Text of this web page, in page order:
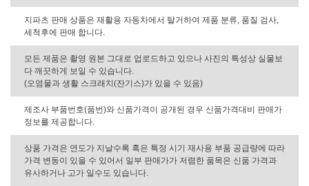
지파츠 판매 상품은 재활용 자동차에서 탈거하여 제품 분류, 품질 검사,
세척후에 판매 합니다.
모든 제품은 촬영 원본 그대로 업로드하고 있으나 사진의 특성상 실물보
다 깨끗하게 보일 수 있습니다.
(오염물과 생활 스크래치(잔기스)가 있을 수 있음)
제조사 부품번호(품번)와 신품가격이 공개된 경우 신품가격대비 판매가
정보를 제공합니다.
상품 가격은 연도가 지날수록 혹은 특정 시기 재사용 부품 공급량에 따라
가격 변동이 있을 수 있어서 일부 판매가가 저렴한 품목은 신품 가격과
유사하거나 고가 일수도 있습니다.